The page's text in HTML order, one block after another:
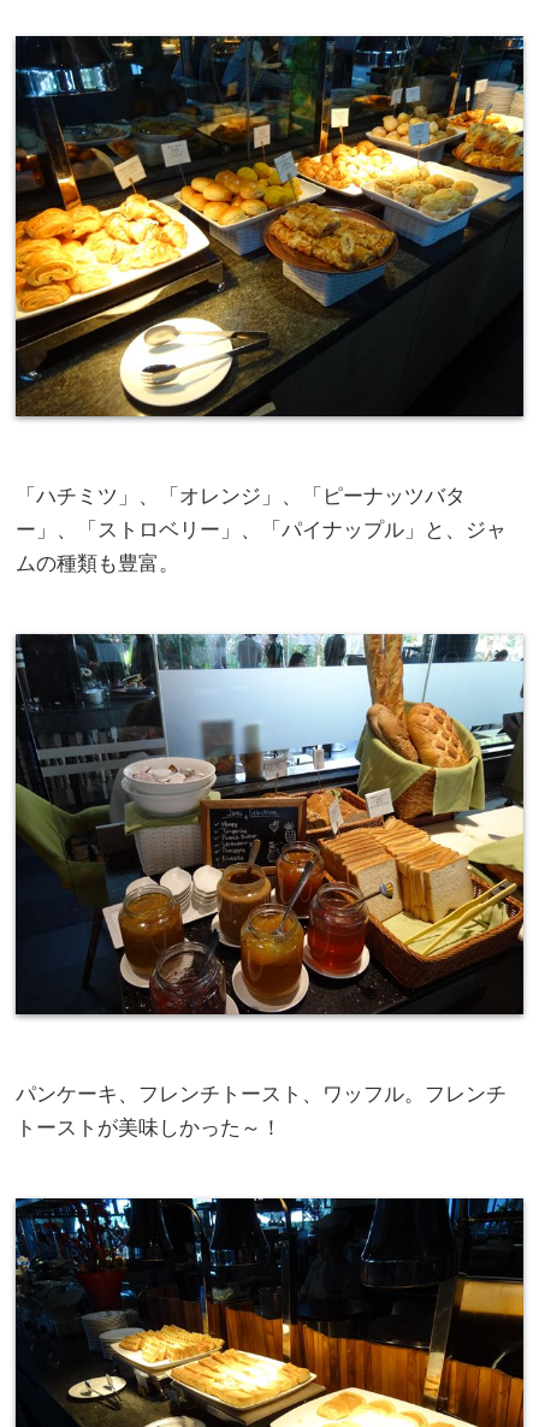
「ハチミツ」、「オレンジ」、「ピーナッツバタ
ー」、「ストロベリー」、「パイナップル」と、ジャ
ムの種類も豊富。
パンケーキ、フレンチトースト、ワッフル。フレンチ
トーストが美味しかった～！